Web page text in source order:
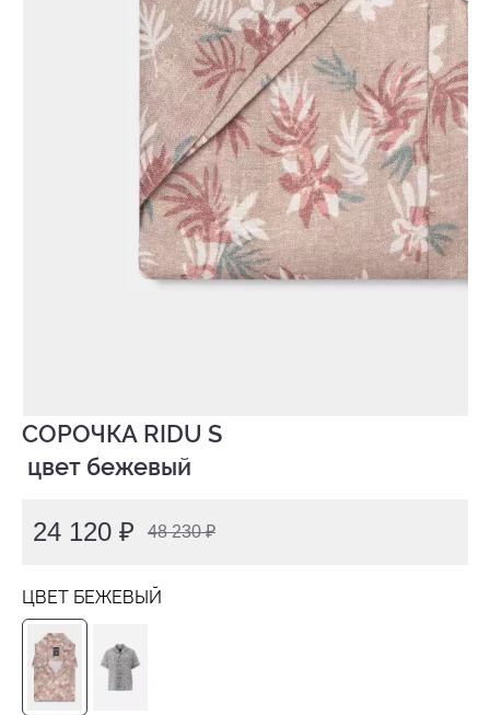
СОРОЧКА RIDU S
цвет бежевый
24 120 ₽ 48 230 ₽
ЦВЕТ БЕЖЕВЫЙ